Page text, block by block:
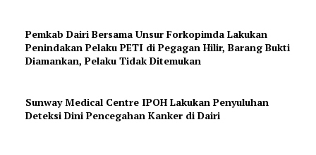
Pemkab Dairi Bersama Unsur Forkopimda Lakukan
Penindakan Pelaku PETI di Pegagan Hilir, Barang Bukti
Diamankan, Pelaku Tidak Ditemukan
Sunway Medical Centre IPOH Lakukan Penyuluhan
Deteksi Dini Pencegahan Kanker di Dairi